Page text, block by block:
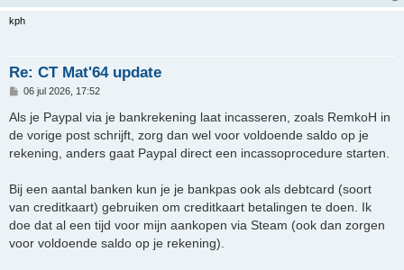
kph
Re: CT Mat'64 update
B
r
i
c
h
t
06 jul 2026, 17:52
Als je Paypal via je bankrekening laat incasseren, zoals RemkoH in
de vorige post schrijft, zorg dan wel voor voldoende saldo op je
rekening, anders gaat Paypal direct een incassoprocedure starten.
Bij een aantal banken kun je je bankpas ook als debtcard (soort
van creditkaart) gebruiken om creditkaart betalingen te doen. Ik
doe dat al een tijd voor mijn aankopen via Steam (ook dan zorgen
voor voldoende saldo op je rekening).